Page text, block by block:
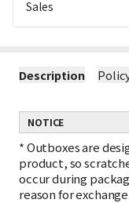
Sales
Description
NOTICE
*Outboxes are
product, so
occur during
reason for exchange.